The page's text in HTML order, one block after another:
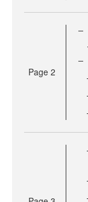
Page 2